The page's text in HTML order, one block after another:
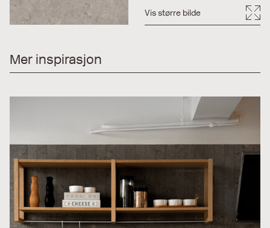
Vis større bilde
Mer inspirasjon